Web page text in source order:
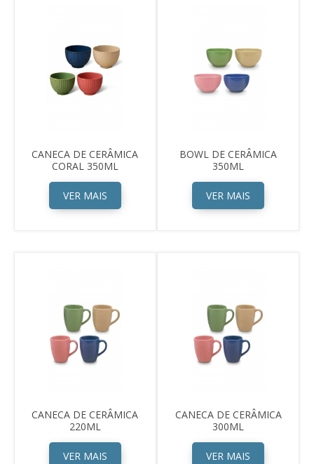
CANECA DE CERÂMICA
CORAL 350ML
VER MAIS
BOWL DE CERÂMICA
350ML
VER MAIS
CANECA DE CERÂMICA
220ML
VER MAIS
CANECA DE CERÂMICA
300ML
VER MAIS